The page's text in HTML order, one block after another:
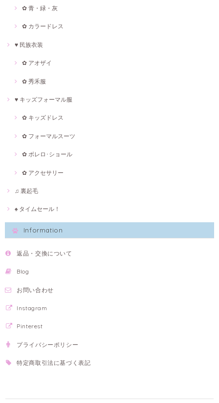
✿ 青・緑・灰
✿ カラードレス
♥ 民族衣装
✿ アオザイ
✿ 秀禾服
♥ キッズフォーマル服
✿ キッズドレス
✿ フォーマルスーツ
✿ ボレロ･ショール
✿ アクセサリー
♫ 裏起毛
♠ タイムセール！
Information
返品・交換について
Blog
お問い合わせ
Instagram
Pinterest
プライバシーポリシー
特定商取引法に基づく表記